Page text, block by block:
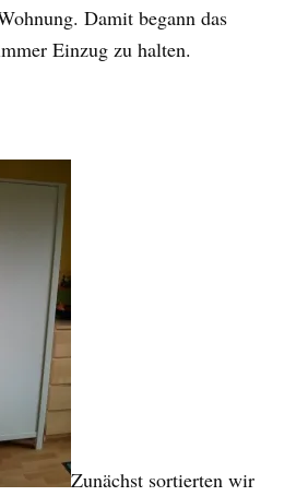
Damit begann das
Einzug zu halten.
Zunächst sortierten wir